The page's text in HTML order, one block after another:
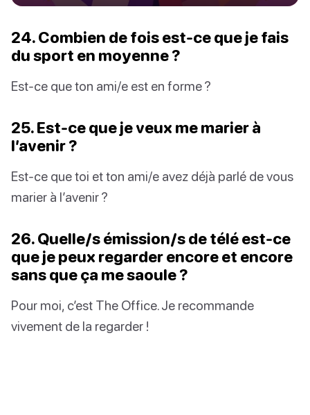
24. Combien de fois est-ce que je fais
du sport en moyenne ?
Est-ce que ton ami/e est en forme ?
25. Est-ce que je veux me marier à
l’avenir ?
Est-ce que toi et ton ami/e avez déjà parlé de vous
marier à l’avenir ?
26. Quelle/s émission/s de télé est-ce
que je peux regarder encore et encore
sans que ça me saoule ?
Pour moi, c’est The Office. Je recommande
vivement de la regarder !